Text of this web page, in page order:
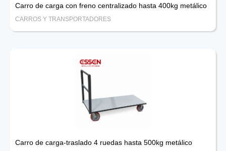
Carro de carga con freno centralizado hasta 400kg metálico
CARROS Y TRANSPORTADORES
Carro de carga-traslado 4 ruedas hasta 500kg metálico